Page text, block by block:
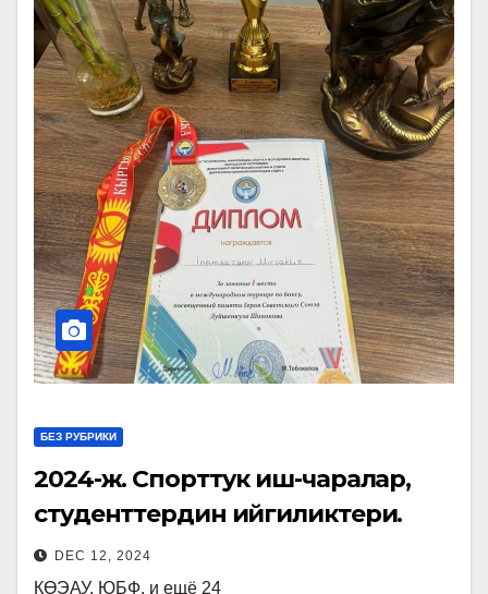
БЕЗ РУБРИКИ
2024-ж. Спорттук иш-чаралар,
студенттердин ийгиликтери.
DEC 12, 2024
КӨЭАУ. ЮБФ. и ещё 24